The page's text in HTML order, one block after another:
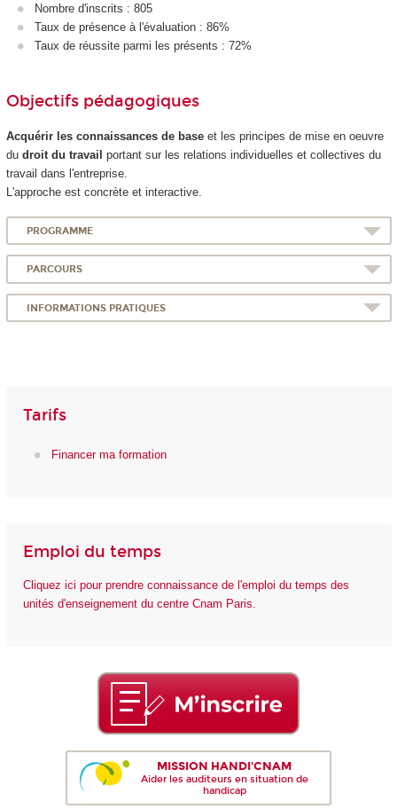
Nombre d'inscrits : 805
Taux de présence à l'évaluation : 86%
Taux de réussite parmi les présents : 72%
Objectifs pédagogiques
Acquérir les connaissances de baseet les principes de mise en oeuvre
du droit du travail portant sur les relations individuelles et collectives du
travail dans l'entreprise.
L'approche est concrète et interactive.
PROGRAMME
PARCOURS
INFORMATIONS PRATIQUES
Tarifs
Financer ma formation
Emploi du temps
Cliquez ici pour prendre connaissance de l'emploi du temps des
unités d'enseignement du centre Cnam Paris.
MISSION HANDI'CNAM
Aider les auditeurs en situation de
handicap